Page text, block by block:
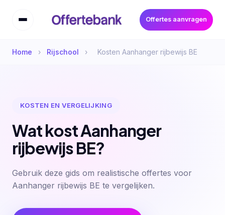
Offertes aanvragen
Home › Rijschool › Kosten Aanhanger rijbewijs BE
KOSTEN EN VERGELIJKING
Wat kost Aanhanger
rijbewijs BE?
Gebruik deze gids om realistische offertes voor
Aanhanger rijbewijs BE te vergelijken.